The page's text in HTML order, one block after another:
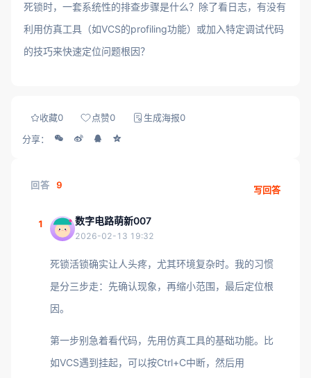
死锁时，一套系统性的排查步骤是什么？除了看日志，有没有
利用仿真工具（如VCS的profiling功能）或加入特定调试代码
的技巧来快速定位问题根因？
收藏0 点赞0 生成海报0
分享：
回答 9 写回答
1 数字电路萌新007
2026-02-13 19:32
死锁活锁确实让人头疼，尤其环境复杂时。我的习惯
是分三步走：先确认现象，再缩小范围，最后定位根
因。
第一步别急着看代码，先用仿真工具的基础功能。比
如VCS遇到挂起，可以按Ctrl+C中断，然后用